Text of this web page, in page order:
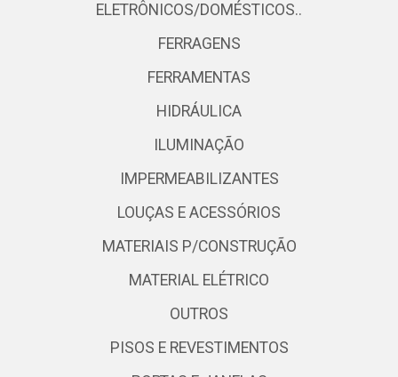
ELETRÔNICOS/DOMÉSTICOS..
FERRAGENS
FERRAMENTAS
HIDRÁULICA
ILUMINAÇÃO
IMPERMEABILIZANTES
LOUÇAS E ACESSÓRIOS
MATERIAIS P/CONSTRUÇÃO
MATERIAL ELÉTRICO
OUTROS
PISOS E REVESTIMENTOS